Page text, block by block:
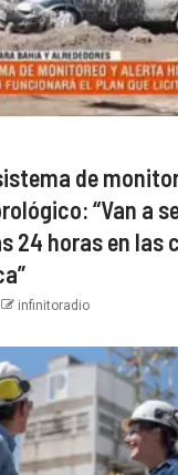
de
“Van a
24 horas en las
infinitoradio